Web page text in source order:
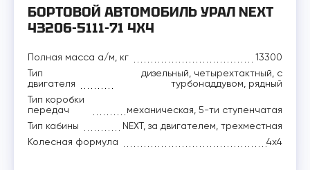
БОРТОВОЙ АВТОМОБИЛЬ УРАЛ NEXT
43206-5111-71 4X4
Полная масса а/м, кг
13300
Тип
двигателя
дизельный, четырехтактный, с
турбонаддувом, рядный
Тип коробки
передач
механическая, 5-ти ступенчатая
Тип кабины
NEXT, за двигателем, трехместная
Колесная формула
4x4